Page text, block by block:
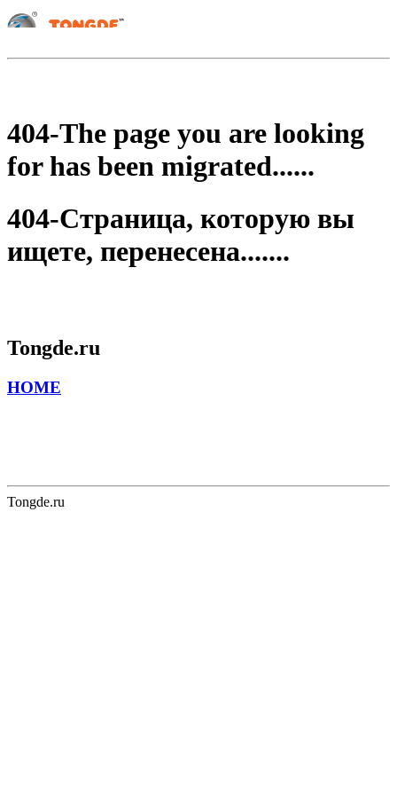
404-The page you are looking
for has been migrated......
404-Страница, которую вы
ищете, перенесена.......
Tongde.ru
HOME
Tongde.ru